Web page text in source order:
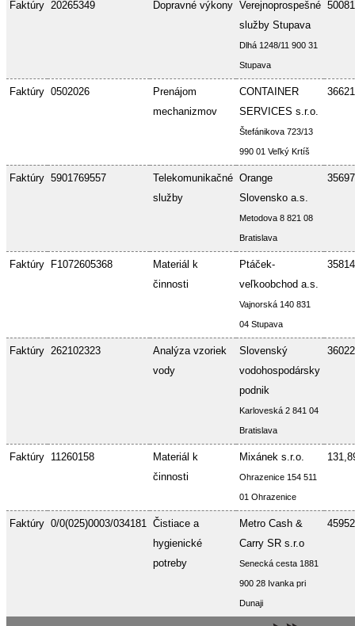
Faktúry 20265349 Dopravné výkony Verejnoprospešné
služby Stupava
Dlhá 1248/11 900 31
Stupava
Faktúry 0502026
Prenájom
mechanizmov
CONTAINER
SERVICES s.r.o.
Štefánikova 723/13
990 01 Veľký Krtíš
Faktúry 5901769557
Telekomunikačné
služby
Orange
Slovensko a.s.
Metodova 8 821 08
Bratislava
Faktúry F1072605368
Materiál k
činnosti
Ptáček-
veľkoobchod a.s.
Vajnorská 140 831
04 Stupava
Faktúry 262102323
Analýza vzoriek
vody
Slovenský
vodohospodársky
podnik
Karloveská 2 841 04
Bratislava
Faktúry 11260158
Materiál k
činnosti
Mixánek s.r.o.
Ohrazenice 154 511
01 Ohrazenice
Faktúry 0/0(025)0003/034181 Čistiace a
hygienické
potreby
Metro Cash &
Carry SR s.r.o
Senecká cesta 1881
900 28 Ivanka pri
Dunaji